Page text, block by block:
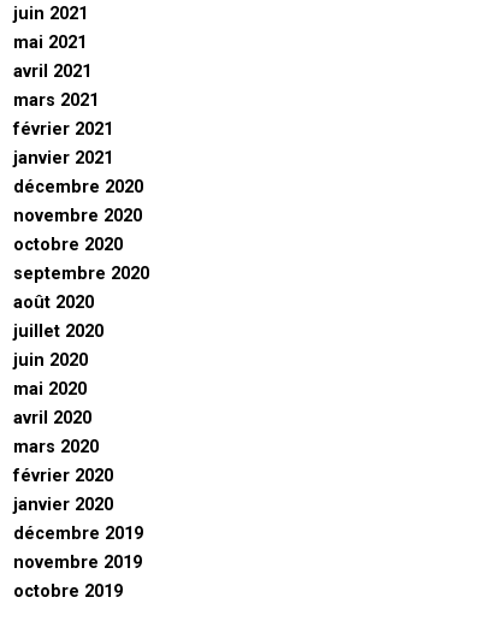
juin 2021
mai 2021
avril 2021
mars 2021
février 2021
janvier 2021
décembre 2020
novembre 2020
octobre 2020
septembre 2020
août 2020
juillet 2020
juin 2020
mai 2020
avril 2020
mars 2020
février 2020
janvier 2020
décembre 2019
novembre 2019
octobre 2019